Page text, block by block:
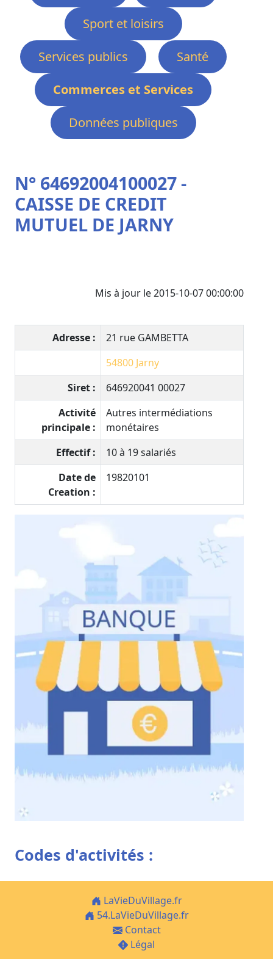
Sport et loisirs
Services publics
Santé
Commerces et Services
Données publiques
N° 64692004100027 -
CAISSE DE CREDIT
MUTUEL DE JARNY
Mis à jour le 2015-10-07 00:00:00
Adresse :
21 rue GAMBETTA
54800 Jarny
Siret :
646920041 00027
Activité
principale :
Autres intermédiations
monétaires
Effectif :
10 à 19 salariés
Date de
Creation :
19820101
Codes d'activités :
LaVieDuVillage.fr
54.LaVieDuVillage.fr
Contact
Légal